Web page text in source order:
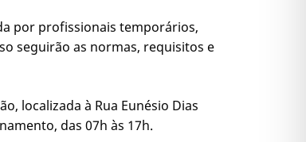
por profissionais temporários,
seguirão as normas, requisitos e
localizada à Rua Eunésio Dias
das 07h às 17h.